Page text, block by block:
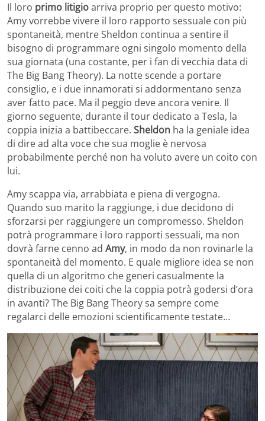
Il loro primo litigioarriva proprio per questo motivo:
Amy vorrebbe vivere il loro rapporto sessuale con più
spontaneità, mentre Sheldon continua a sentire il
bisogno di programmare ogni singolo momento della
sua giornata (una costante, per i fan di vecchia data di
The Big Bang Theory). La notte scende a portare
consiglio, e i due innamorati si addormentano senza
aver fatto pace. Ma il peggio deve ancora venire. Il
giorno seguente, durante il tour dedicato a Tesla, la
coppia inizia a battibeccare. Sheldon ha la geniale idea
di dire ad alta voce che sua moglie è nervosa
probabilmente perché non ha voluto avere un coito con
lui.
Amy scappa via, arrabbiata e piena di vergogna.
Quando suo marito la raggiunge, i due decidono di
sforzarsi per raggiungere un compromesso. Sheldon
potrà programmare i loro rapporti sessuali, ma non
dovrà farne cenno ad Amy, in modo da non rovinarle la
spontaneità del momento. E quale migliore idea se non
quella di un algoritmo che generi casualmente la
distribuzione dei coiti che la coppia potrà godersi d’ora
in avanti? The Big Bang Theory sa sempre come
regalarci delle emozioni scientificamente testate…